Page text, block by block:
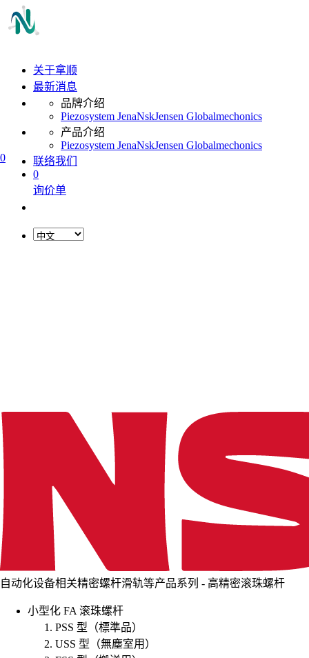
0
关于拿顺
最新消息
品牌介绍
Piezosystem JenaNskJensen Globalmechonics
产品介绍
Piezosystem JenaNskJensen Globalmechonics
联络我们
0
询价单
自动化设备相关精密螺杆滑轨等产品系列 - 高精密滚珠螺杆
小型化 FA 滚珠螺杆
PSS 型（標準品）
USS 型（無塵室用）